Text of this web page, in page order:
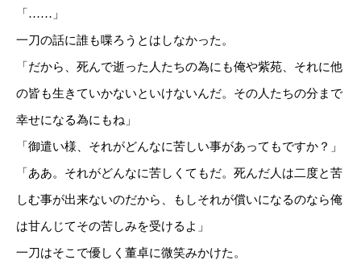
「……」
一刀の話に誰も喋ろうとはしなかった。
「だから、死んで逝った人たちの為にも俺や紫苑、それに他
の皆も生きていかないといけないんだ。その人たちの分まで
幸せになる為にもね」
「御遣い様、それがどんなに苦しい事があってもですか？」
「ああ。それがどんなに苦しくてもだ。死んだ人は二度と苦
しむ事が出来ないのだから、もしそれが償いになるのなら俺
は甘んじてその苦しみを受けるよ」
一刀はそこで優しく董卓に微笑みかけた。